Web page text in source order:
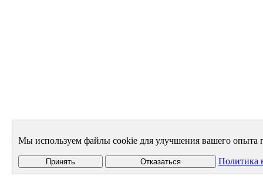
Мы используем файлы cookie для улучшения вашего опыта
Принять Отказаться Политика